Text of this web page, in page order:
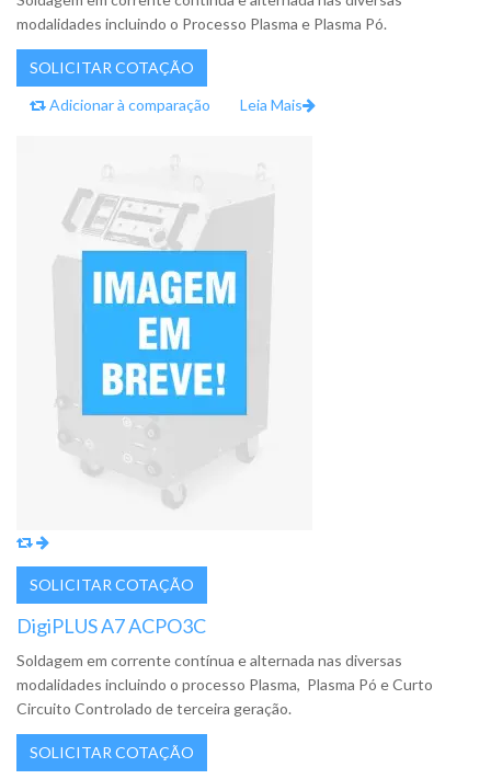
modalidades incluindo o Processo Plasma e Plasma Pó.
Adicionar à comparação Leia Mais
DigiPLUS A7 ACPO3C
Soldagem em corrente contínua e alternada nas diversas
modalidades incluindo o processo Plasma, Plasma Pó e Curto
Circuito Controlado de terceira geração.